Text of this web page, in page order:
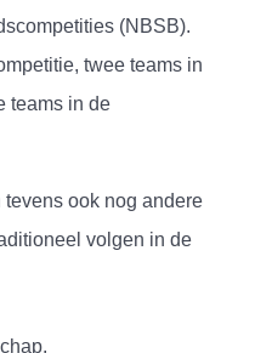
(NBSB).
twee teams in
teams in de
ook nog andere
volgen in de